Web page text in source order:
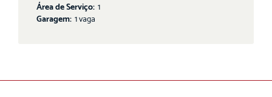
Área de Serviço: 1
Garagem: 1 vaga